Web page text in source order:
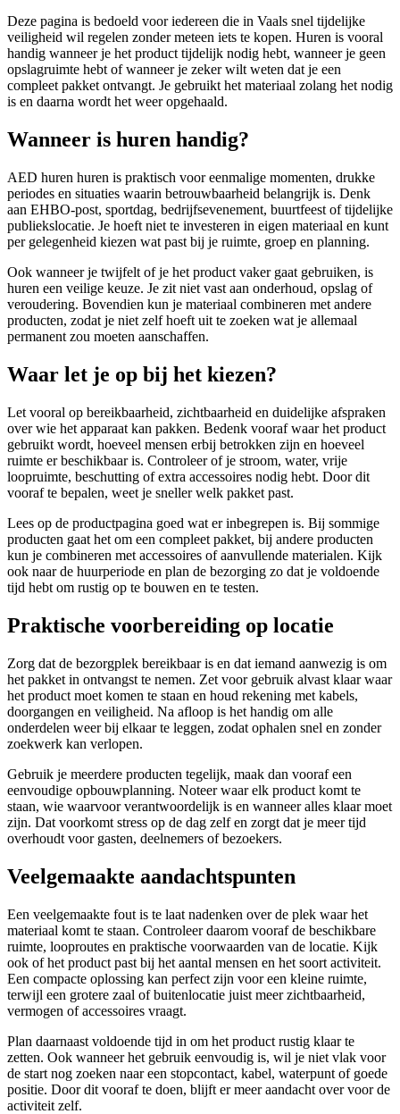
Deze pagina is bedoeld voor iedereen die in Vaals snel tijdelijke
veiligheid wil regelen zonder meteen iets te kopen. Huren is vooral
handig wanneer je het product tijdelijk nodig hebt, wanneer je geen
opslagruimte hebt of wanneer je zeker wilt weten dat je een
compleet pakket ontvangt. Je gebruikt het materiaal zolang het nodig
is en daarna wordt het weer opgehaald.
Wanneer is huren handig?
AED huren huren is praktisch voor eenmalige momenten, drukke
periodes en situaties waarin betrouwbaarheid belangrijk is. Denk
aan EHBO-post, sportdag, bedrijfsevenement, buurtfeest of tijdelijke
publiekslocatie. Je hoeft niet te investeren in eigen materiaal en kunt
per gelegenheid kiezen wat past bij je ruimte, groep en planning.
Ook wanneer je twijfelt of je het product vaker gaat gebruiken, is
huren een veilige keuze. Je zit niet vast aan onderhoud, opslag of
veroudering. Bovendien kun je materiaal combineren met andere
producten, zodat je niet zelf hoeft uit te zoeken wat je allemaal
permanent zou moeten aanschaffen.
Waar let je op bij het kiezen?
Let vooral op bereikbaarheid, zichtbaarheid en duidelijke afspraken
over wie het apparaat kan pakken. Bedenk vooraf waar het product
gebruikt wordt, hoeveel mensen erbij betrokken zijn en hoeveel
ruimte er beschikbaar is. Controleer of je stroom, water, vrije
loopruimte, beschutting of extra accessoires nodig hebt. Door dit
vooraf te bepalen, weet je sneller welk pakket past.
Lees op de productpagina goed wat er inbegrepen is. Bij sommige
producten gaat het om een compleet pakket, bij andere producten
kun je combineren met accessoires of aanvullende materialen. Kijk
ook naar de huurperiode en plan de bezorging zo dat je voldoende
tijd hebt om rustig op te bouwen en te testen.
Praktische voorbereiding op locatie
Zorg dat de bezorgplek bereikbaar is en dat iemand aanwezig is om
het pakket in ontvangst te nemen. Zet voor gebruik alvast klaar waar
het product moet komen te staan en houd rekening met kabels,
doorgangen en veiligheid. Na afloop is het handig om alle
onderdelen weer bij elkaar te leggen, zodat ophalen snel en zonder
zoekwerk kan verlopen.
Gebruik je meerdere producten tegelijk, maak dan vooraf een
eenvoudige opbouwplanning. Noteer waar elk product komt te
staan, wie waarvoor verantwoordelijk is en wanneer alles klaar moet
zijn. Dat voorkomt stress op de dag zelf en zorgt dat je meer tijd
overhoudt voor gasten, deelnemers of bezoekers.
Veelgemaakte aandachtspunten
Een veelgemaakte fout is te laat nadenken over de plek waar het
materiaal komt te staan. Controleer daarom vooraf de beschikbare
ruimte, looproutes en praktische voorwaarden van de locatie. Kijk
ook of het product past bij het aantal mensen en het soort activiteit.
Een compacte oplossing kan perfect zijn voor een kleine ruimte,
terwijl een grotere zaal of buitenlocatie juist meer zichtbaarheid,
vermogen of accessoires vraagt.
Plan daarnaast voldoende tijd in om het product rustig klaar te
zetten. Ook wanneer het gebruik eenvoudig is, wil je niet vlak voor
de start nog zoeken naar een stopcontact, kabel, waterpunt of goede
positie. Door dit vooraf te doen, blijft er meer aandacht over voor de
activiteit zelf.